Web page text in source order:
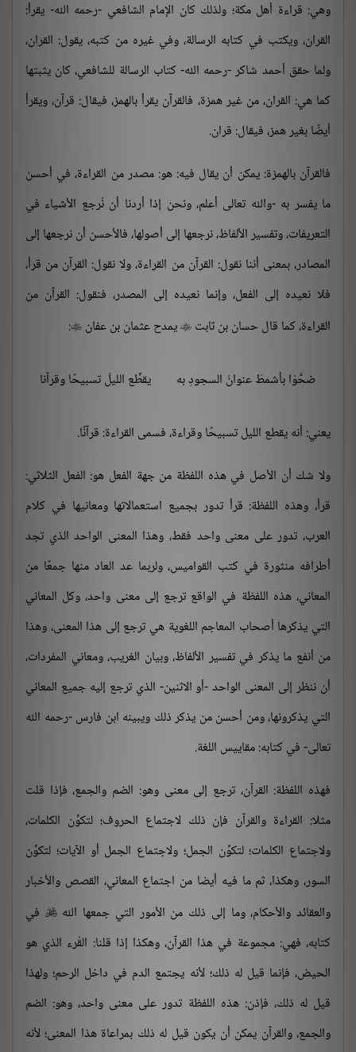
وهي: قراءة أهل مكة؛ ولذلك كان الإمام الشافعي -رحمه الله- يقرأ:
القران، ويكتب في كتابه الرسالة، وفي غيره من كتبه، يقول: القران،
ولما حقق أحمد شاكر -رحمه الله- كتاب الرسالة للشافعي، كان يثبتها
كما هي: القران، من غير همزة، فالقرآن يقرأ بالهمز، فيقال: قرآن، ويقرأ
أيضًا بغير همز، فيقال: قران.
فالقرآن بالهمزة: يمكن أن يقال فيه: هو: مصدر من القراءة، في أحسن
ما يفسر به -والله تعالى أعلم، ونحن إذا أردنا أن نُرجع الأشياء في
التعريفات، وتفسير الألفاظ، نرجعها إلى أصولها، فالأحسن أن نرجعها إلى
المصادر، بمعنى أننا نقول: القرآن من القراءة، ولا نقول: القرآن من قرأ،
فلا نعيده إلى الفعل، وإنما نعيده إلى المصدر، فنقول: القرآن من
القراءة، كما قال حسان بن ثابت  يمدح عثمان بن عفان 
:
ضحَّوْا بأشمطَ عنوانُ السجودِ به يقطِّع الليلَ تسبيحًا وقرآنا
يعني: أنه يقطع الليل تسبيحًا وقراءة، فسمى القراءة: قرآنًا.
ولا شك أن الأصل في هذه اللفظة من جهة الفعل هو: الفعل الثلاثي:
قرأ، وهذه اللفظة: قرأ تدور بجميع استعمالاتها ومعانيها في كلام
العرب، تدور على معنى واحد فقط، وهذا المعنى الواحد الذي تجد
أطرافه منثورة في كتب القواميس، ولربما عد العاد منها جمعًا من
المعاني، هذه اللفظة في الواقع ترجع إلى معنى واحد، وكل المعاني
التي يذكرها أصحاب المعاجم اللغوية هي ترجع إلى هذا المعنى، وهذا
من أنفع ما يذكر في تفسير الألفاظ، وبيان الغريب، ومعاني المفردات،
أن ننظر إلى المعنى الواحد -أو الاثنين- الذي ترجع إليه جميع المعاني
التي يذكرونها، ومن أحسن من يذكر ذلك ويبينه ابن فارس -رحمه الله
تعالى- في كتابه: مقاييس اللغة.
فهذه اللفظة: القرآن، ترجع إلى معنى وهو: الضم والجمع، فإذا قلت
مثلا: القراءة والقرآن فإن ذلك لاجتماع الحروف؛ لتكوِّن الكلمات،
ولاجتماع الكلمات؛ لتكوِّن الجمل؛ ولاجتماع الجمل أو الآيات؛ لتكوِّن
السور، وهكذا، ثم ما فيه أيضا من اجتماع المعاني، القصص والأخبار
والعقائد والأحكام، وما إلى ذلك من الأمور التي جمعها الله في
كتابه، فهي: مجموعة في هذا القرآن، وهكذا إذا قلنا: القُرء الذي هو
الحيض، فإنما قيل له ذلك؛ لأنه يجتمع الدم في داخل الرحم؛ ولهذا
قيل له ذلك، فإذن: هذه اللفظة تدور على معنى واحد، وهو: الضم
والجمع، والقرآن يمكن أن يكون قيل له ذلك بمراعاة هذا المعنى؛ لأنه